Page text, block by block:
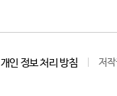
개인 정보 처리 방침 저